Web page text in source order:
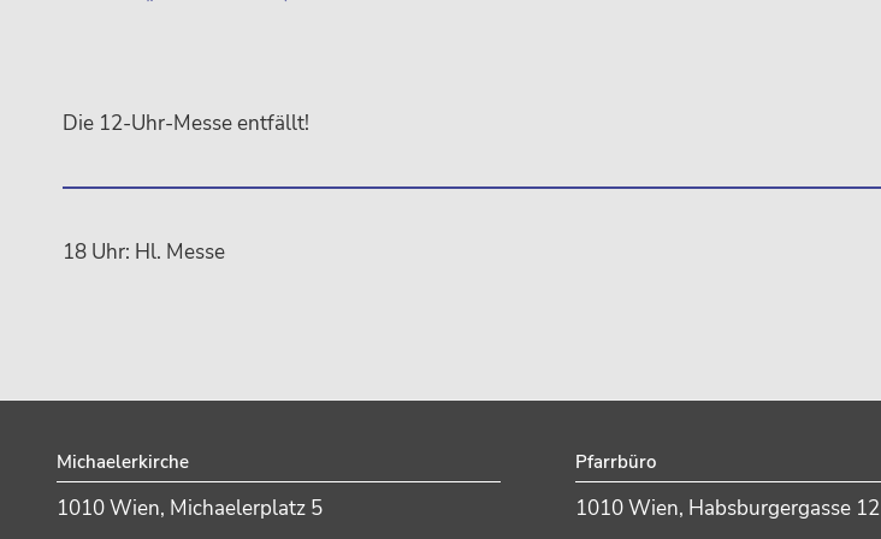
Die 12-Uhr-Messe entfällt!
18 Uhr: Hl. Messe
Michaelerkirche
1010 Wien, Michaelerplatz 5
Pfarrbüro
1010 Wien, Habsburgergasse 12